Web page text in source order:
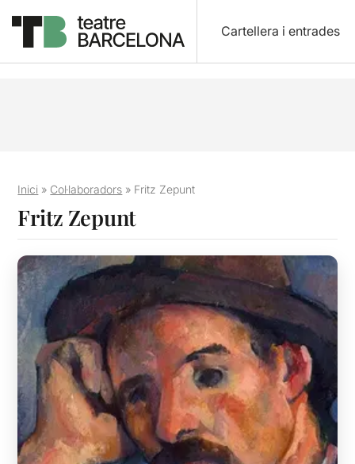
Cartellera i entrades
Inici » Col·laboradors » Fritz Zepunt
Fritz Zepunt